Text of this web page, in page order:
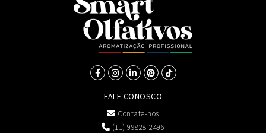
FALE CONOSCO
Contate-nos
(11) 99828-2496